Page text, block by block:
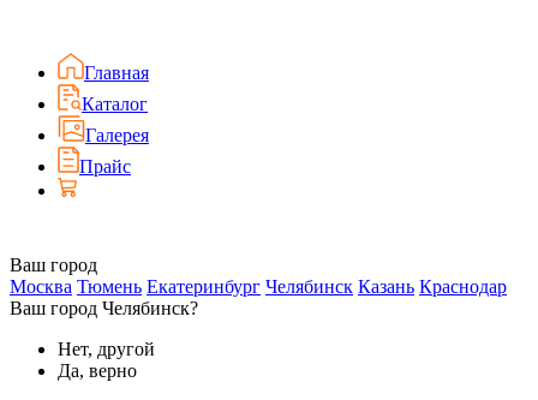
Главная
Каталог
Галерея
Прайс
Ваш город
Москва Тюмень Екатеринбург Челябинск Казань Краснодар
Ваш город Челябинск?
Нет, другой
Да, верно